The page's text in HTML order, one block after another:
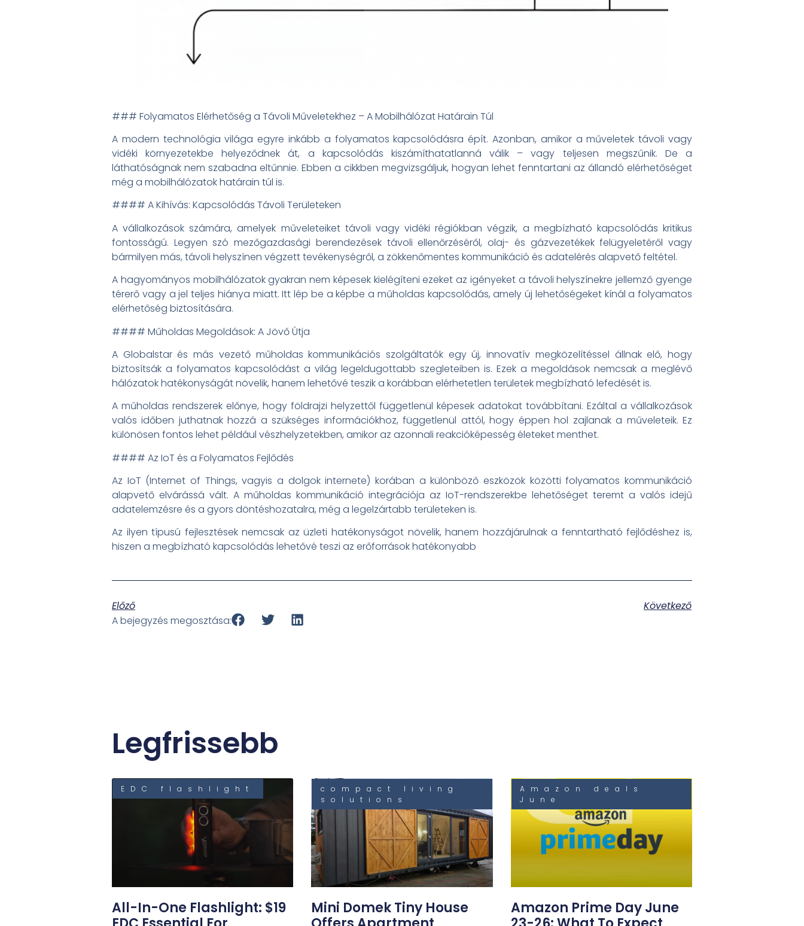
### Folyamatos Elérhetőség a Távoli Műveletekhez – A Mobilhálózat Határain Túl
A modern technológia világa egyre inkább a folyamatos kapcsolódásra épít. Azonban, amikor a műveletek távoli vagy
vidéki környezetekbe helyeződnek át, a kapcsolódás kiszámíthatatlanná válik – vagy teljesen megszűnik. De a
láthatóságnak nem szabadna eltűnnie. Ebben a cikkben megvizsgáljuk, hogyan lehet fenntartani az állandó elérhetőséget
még a mobilhálózatok határain túl is.
#### A Kihívás: Kapcsolódás Távoli Területeken
A vállalkozások számára, amelyek műveleteiket távoli vagy vidéki régiókban végzik, a megbízható kapcsolódás kritikus
fontosságú. Legyen szó mezőgazdasági berendezések távoli ellenőrzéséről, olaj- és gázvezetékek felügyeletéről vagy
bármilyen más, távoli helyszínen végzett tevékenységről, a zökkenőmentes kommunikáció és adatelérés alapvető feltétel.
A hagyományos mobilhálózatok gyakran nem képesek kielégíteni ezeket az igényeket a távoli helyszínekre jellemző gyenge
térerő vagy a jel teljes hiánya miatt. Itt lép be a képbe a műholdas kapcsolódás, amely új lehetőségeket kínál a folyamatos
elérhetőség biztosítására.
#### Műholdas Megoldások: A Jövő Útja
A Globalstar és más vezető műholdas kommunikációs szolgáltatók egy új, innovatív megközelítéssel állnak elő, hogy
biztosítsák a folyamatos kapcsolódást a világ legeldugottabb szegleteiben is. Ezek a megoldások nemcsak a meglévő
hálózatok hatékonyságát növelik, hanem lehetővé teszik a korábban elérhetetlen területek megbízható lefedését is.
A műholdas rendszerek előnye, hogy földrajzi helyzettől függetlenül képesek adatokat továbbítani. Ezáltal a vállalkozások
valós időben juthatnak hozzá a szükséges információkhoz, függetlenül attól, hogy éppen hol zajlanak a műveleteik. Ez
különösen fontos lehet például vészhelyzetekben, amikor az azonnali reakcióképesség életeket menthet.
#### Az IoT és a Folyamatos Fejlődés
Az IoT (Internet of Things, vagyis a dolgok internete) korában a különböző eszközök közötti folyamatos kommunikáció
alapvető elvárássá vált. A műholdas kommunikáció integrációja az IoT-rendszerekbe lehetőséget teremt a valós idejű
adatelemzésre és a gyors döntéshozatalra, még a legelzártabb területeken is.
Az ilyen típusú fejlesztések nemcsak az üzleti hatékonyságot növelik, hanem hozzájárulnak a fenntartható fejlődéshez is,
hiszen a megbízható kapcsolódás lehetővé teszi az erőforrások hatékonyabb
Előző
Következő
A bejegyzés megosztása:
Legfrissebb
EDC flashlight
All-In-One Flashlight: $19
compact living
solutions
Mini Domek Tiny House
Amazon deals
June
Amazon Prime Day June